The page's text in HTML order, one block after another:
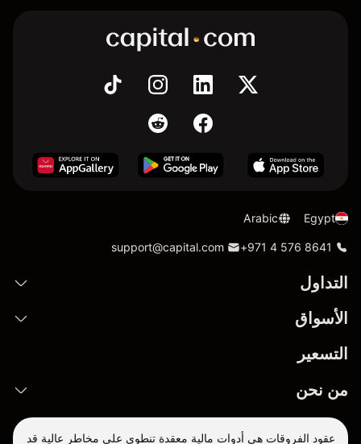
Egypt
Arabic
+971 4 576 8641
support@capital.com
التداول
الأسواق
التسعير
من نحن
عقود الفروقات هي أدوات مالية معقدة تنطوي على مخاطر عالية قد